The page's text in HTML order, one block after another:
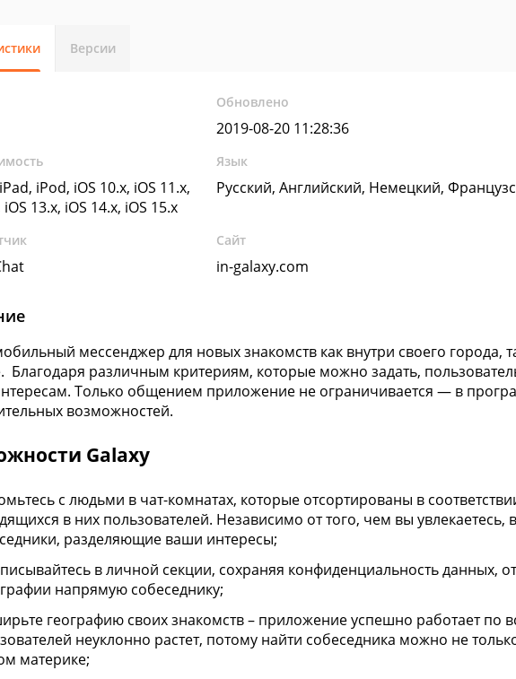
Версии
Обновлено
2019-08-20 11:28:36
iPod, iOS 10.x, iOS 11.x,
iOS 13.x, iOS 14.x, iOS 15.x
Язык
Русский, Английский, Немецкий,
Сайт
in-galaxy.com
мессенджер для новых знакомств как внутри своего города,
Благодаря различным критериям, которые можно задать,
Только общением приложение не ограничивается — в
возможностей.
Galaxy
с людьми в чат-комнатах, которые отсортированы в
в них пользователей. Независимо от того, чем вы увлекаетесь,
разделяющие ваши интересы;
в личной секции, сохраняя конфиденциальность данных,
напрямую собеседнику;
географию своих знакомств – приложение успешно работает по
неуклонно растет, потому найти собеседника можно не
материке;